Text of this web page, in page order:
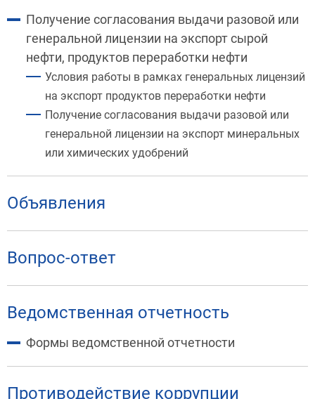
Получение согласования выдачи разовой или
генеральной лицензии на экспорт сырой
нефти, продуктов переработки нефти
Условия работы в рамках генеральных лицензий
на экспорт продуктов переработки нефти
Получение согласования выдачи разовой или
генеральной лицензии на экспорт минеральных
или химических удобрений
Объявления
Вопрос-ответ
Ведомственная отчетность
Формы ведомственной отчетности
Противодействие коррупции